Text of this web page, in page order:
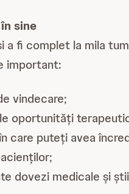
sine
fi complet la mila
important:
vindecare;
oportunități
care puteți avea
dovezi medicale și